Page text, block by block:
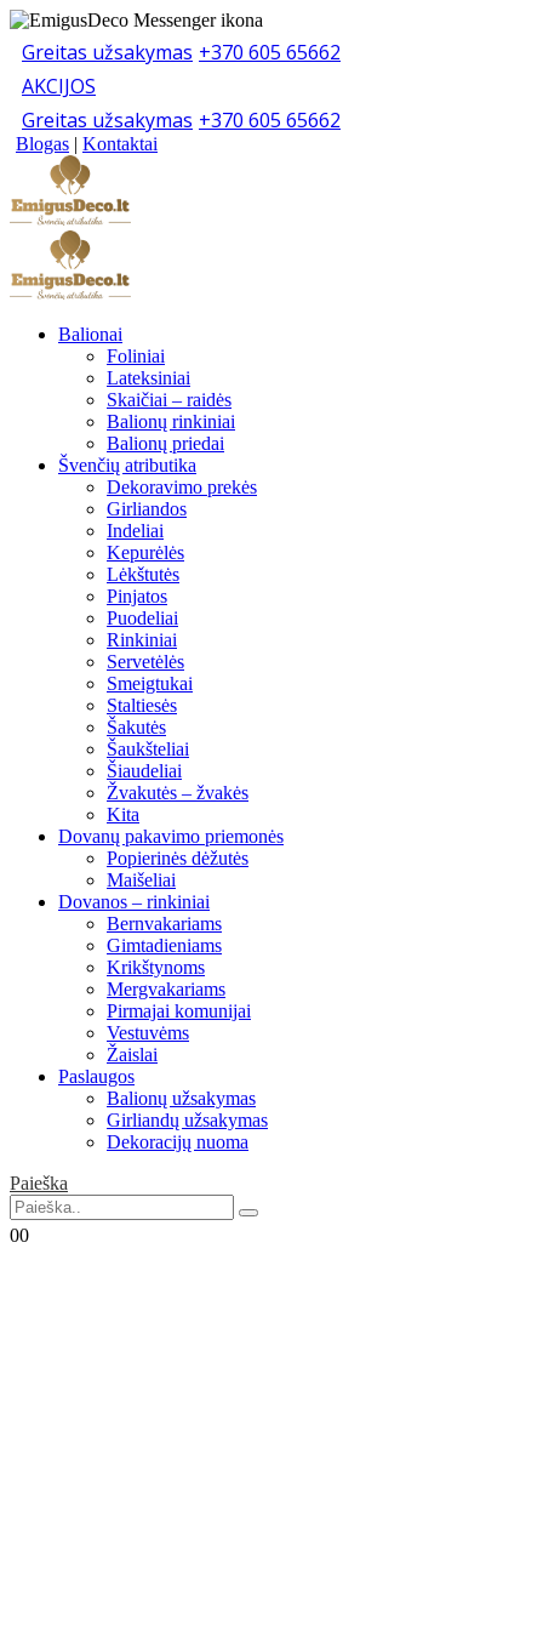
Greitas užsakymas +370 605 65662
AKCIJOS
Greitas užsakymas +370 605 65662
Blogas | Kontaktai
Balionai
Foliniai
Lateksiniai
Skaičiai – raidės
Balionų rinkiniai
Balionų priedai
Švenčių atributika
Dekoravimo prekės
Girliandos
Indeliai
Kepurėlės
Lėkštutės
Pinjatos
Puodeliai
Rinkiniai
Servetėlės
Smeigtukai
Staltiesės
Šakutės
Šaukšteliai
Šiaudeliai
Žvakutės – žvakės
Kita
Dovanų pakavimo priemonės
Popierinės dėžutės
Maišeliai
Dovanos – rinkiniai
Bernvakariams
Gimtadieniams
Krikštynoms
Mergvakariams
Pirmajai komunijai
Vestuvėms
Žaislai
Paslaugos
Balionų užsakymas
Girliandų užsakymas
Dekoracijų nuoma
Paieška
00